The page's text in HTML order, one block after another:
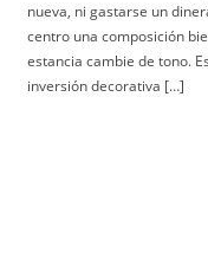
nueva, ni gastarse un
centro una composición
estancia cambie de tono.
inversión decorativa […]